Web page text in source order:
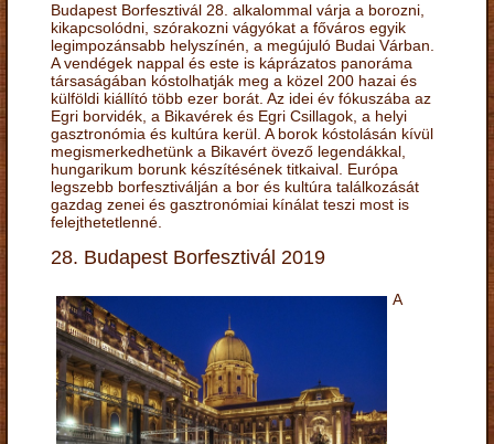
Budapest Borfesztivál 28. alkalommal várja a borozni,
kikapcsolódni, szórakozni vágyókat a főváros egyik
legimpozánsabb helyszínén, a megújuló Budai Várban.
A vendégek nappal és este is káprázatos panoráma
társaságában kóstolhatják meg a közel 200 hazai és
külföldi kiállító több ezer borát. Az idei év fókuszába az
Egri borvidék, a Bikavérek és Egri Csillagok, a helyi
gasztronómia és kultúra kerül. A borok kóstolásán kívül
megismerkedhetünk a Bikavért övező legendákkal,
hungarikum borunk készítésének titkaival. Európa
legszebb borfesztiválján a bor és kultúra találkozását
gazdag zenei és gasztronómiai kínálat teszi most is
felejthetetlenné.
28. Budapest Borfesztivál 2019
A